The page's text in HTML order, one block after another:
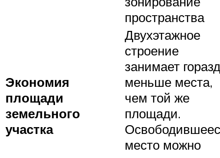
пространства
Экономия
площади
земельного
участка
Двухэтажное
строение
занимает
меньше места,
чем той же
площади.
место можно